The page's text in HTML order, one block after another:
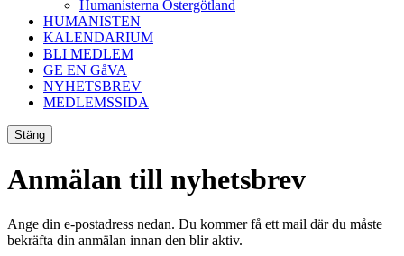
Humanisterna Östergötland
HUMANISTEN
KALENDARIUM
BLI MEDLEM
GE EN GåVA
NYHETSBREV
MEDLEMSSIDA
Stäng
Anmälan till nyhetsbrev
Ange din e-postadress nedan. Du kommer få ett mail där du måste
bekräfta din anmälan innan den blir aktiv.